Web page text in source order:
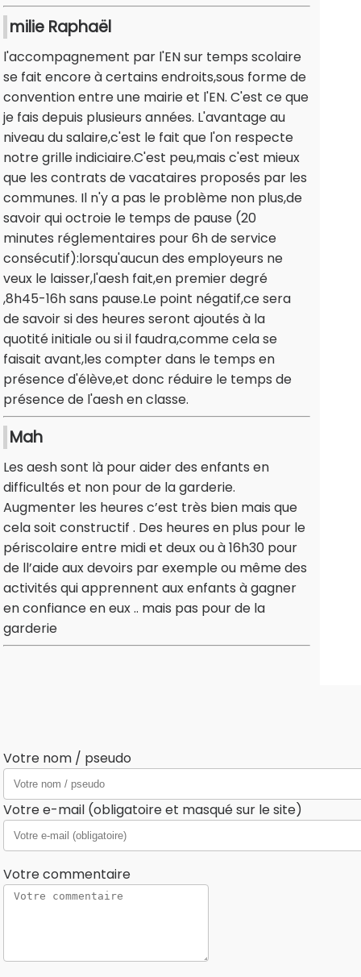
milie Raphaël
l'accompagnement par l'EN sur temps scolaire
se fait encore à certains endroits,sous forme de
convention entre une mairie et l'EN. C'est ce que
je fais depuis plusieurs années. L'avantage au
niveau du salaire,c'est le fait que l'on respecte
notre grille indiciaire.C'est peu,mais c'est mieux
que les contrats de vacataires proposés par les
communes. Il n'y a pas le problème non plus,de
savoir qui octroie le temps de pause (20
minutes réglementaires pour 6h de service
consécutif):lorsqu'aucun des employeurs ne
veux le laisser,l'aesh fait,en premier degré
,8h45-16h sans pause.Le point négatif,ce sera
de savoir si des heures seront ajoutés à la
quotité initiale ou si il faudra,comme cela se
faisait avant,les compter dans le temps en
présence d'élève,et donc réduire le temps de
présence de l'aesh en classe.
Mah
Les aesh sont là pour aider des enfants en
difficultés et non pour de la garderie.
Augmenter les heures c’est très bien mais que
cela soit constructif . Des heures en plus pour le
périscolaire entre midi et deux ou à 16h30 pour
de ll’aide aux devoirs par exemple ou même des
activités qui apprennent aux enfants à gagner
en confiance en eux .. mais pas pour de la
garderie
Votre nom / pseudo
Votre e-mail (obligatoire et masqué sur le site)
Votre commentaire